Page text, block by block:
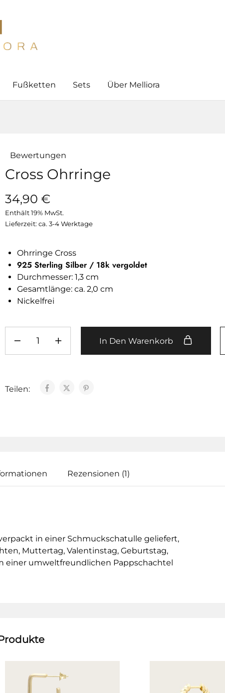
Fußketten Sets Über Melliora
Bewertungen
Cross Ohrringe
34,90€
Enthält 19% MwSt.
Lieferzeit: ca. 3-4 Werktage
Ohrringe Cross
925 Sterling Silber / 18k vergoldet
Durchmesser: 1,3 cm
Gesamtlänge: ca. 2,0 cm
Nickelfrei
In Den Warenkorb
Teilen:
Rezensionen (1)
in einer Schmuckschatulle geliefert,
Muttertag, Valentinstag, Geburtstag,
einer umweltfreundlichen Pappschachtel